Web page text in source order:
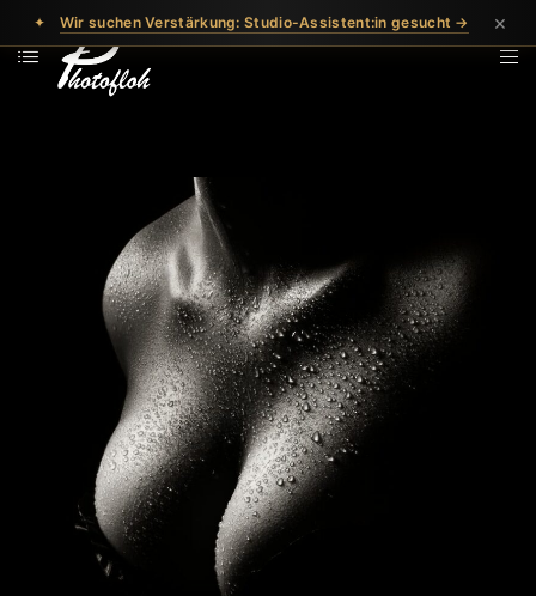
✦ Wir suchen Verstärkung: Studio-Assistent:in gesucht → ×